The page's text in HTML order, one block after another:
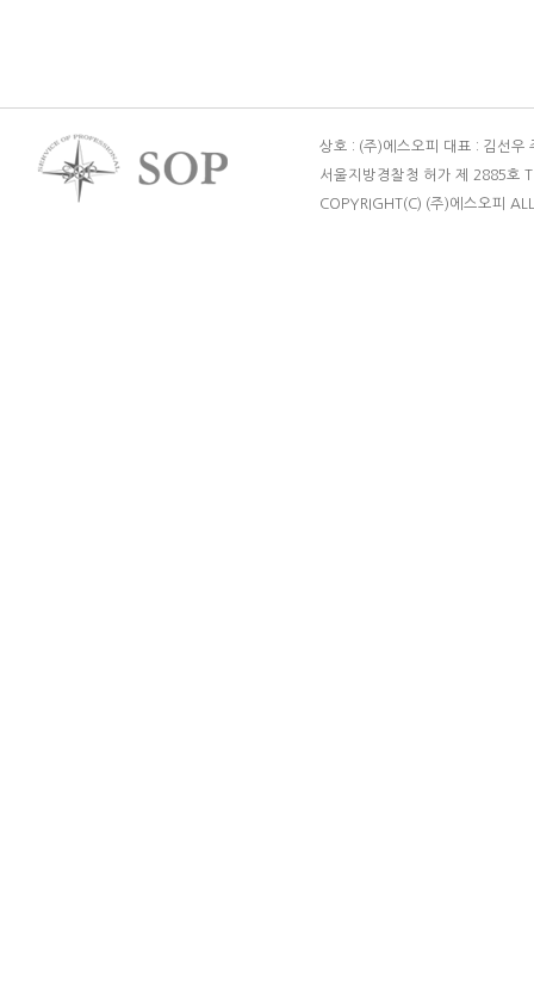
상호 : (주)에스오피 대표 : 김선
서울지방경찰청 허가 제 2885호
COPYRIGHT(C) (주)에스오피